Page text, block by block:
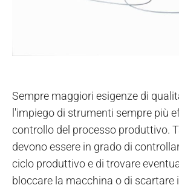
Sempre maggiori esigenze di
l'impiego di strumenti sempre più
controllo del processo produttivo.
devono essere in grado di
ciclo produttivo e di trovare
bloccare la macchina o di scartare